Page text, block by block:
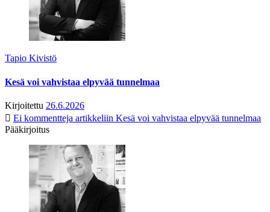
Tapio Kivistö
Kesä voi vahvistaa elpyvää tunnelmaa
Kirjoitettu 26.6.2026
Ei kommentteja artikkeliin Kesä voi vahvistaa elpyvää tunnelmaa
Pääkirjoitus